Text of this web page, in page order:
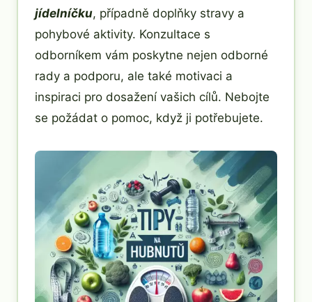
jídelníčku, případně doplňky stravy a
pohybové aktivity. Konzultace s
odborníkem vám poskytne nejen odborné
rady a podporu, ale také motivaci a
inspiraci pro dosažení vašich cílů. Nebojte
se požádat o pomoc, když ji potřebujete.